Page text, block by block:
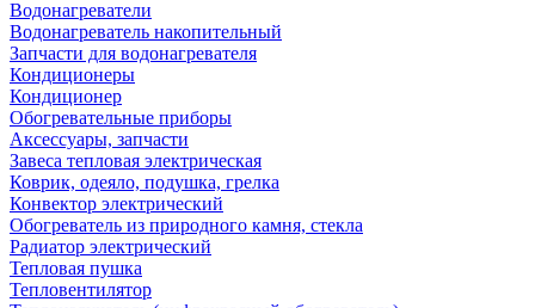
Водонагреватели
Водонагреватель накопительный
Запчасти для водонагревателя
Кондиционеры
Кондиционер
Обогревательные приборы
Аксессуары, запчасти
Завеса тепловая электрическая
Коврик, одеяло, подушка, грелка
Конвектор электрический
Обогреватель из природного камня, стекла
Радиатор электрический
Тепловая пушка
Тепловентилятор